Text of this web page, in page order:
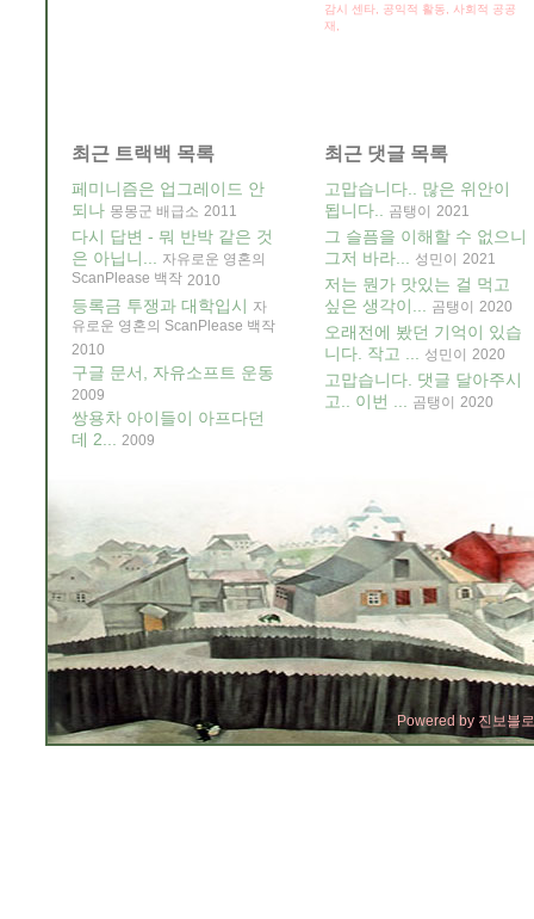
감시 센타, 공익적 활동, 사회적 공공
재,
최근 트랙백 목록
페미니즘은 업그레이드 안
되나 몽몽군 배급소 2011
다시 답변 - 뭐 반박 같은 것
은 아닙니...
자유로운 영혼의
ScanPlease 백작 2010
등록금 투쟁과 대학입시 자
유로운 영혼의 ScanPlease 백작
2010
구글 문서, 자유소프트 운동
2009
쌍용차 아이들이 아프다던
데 2... 2009
최근 댓글 목록
고맙습니다.. 많은 위안이
됩니다..
곰탱이 2021
그 슬픔을 이해할 수 없으니
그저 바라...
성민이 2021
저는 뭔가 맛있는 걸 먹고
싶은 생각이...
곰탱이 2020
오래전에 봤던 기억이 있습
니다. 작고 ... 성민이 2020
고맙습니다. 댓글 달아주시
고.. 이번 ... 곰탱이 2020
Powered by 진보블